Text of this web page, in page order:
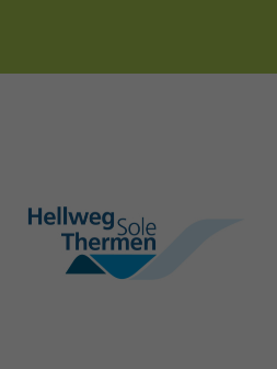
hellweg-sole-
thermen.de